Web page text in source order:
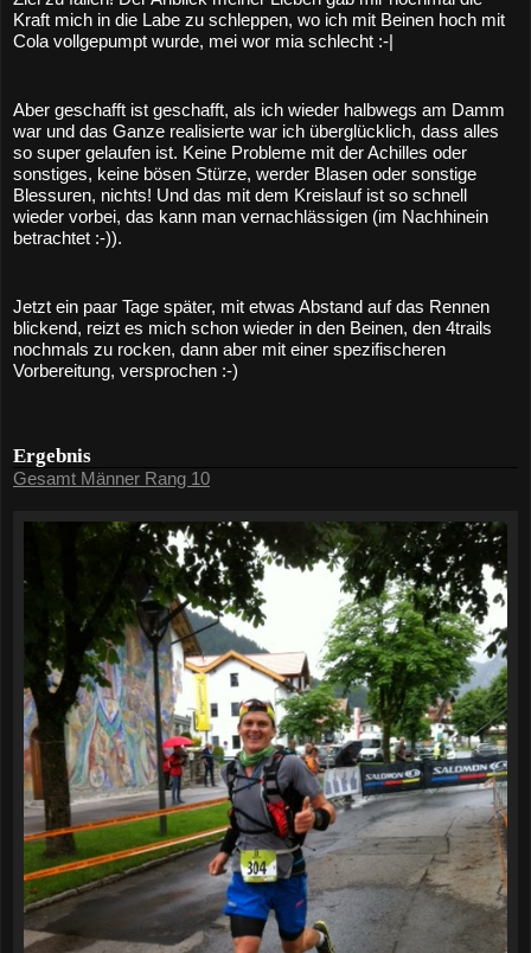
Kraft mich in die Labe zu schleppen, wo ich mit Beinen hoch mit
Cola vollgepumpt wurde, mei wor mia schlecht :-|
Aber geschafft ist geschafft, als ich wieder halbwegs am Damm
war und das Ganze realisierte war ich überglücklich, dass alles
so super gelaufen ist. Keine Probleme mit der Achilles oder
sonstiges, keine bösen Stürze, werder Blasen oder sonstige
Blessuren, nichts! Und das mit dem Kreislauf ist so schnell
wieder vorbei, das kann man vernachlässigen (im Nachhinein
betrachtet :-)).
Jetzt ein paar Tage später, mit etwas Abstand auf das Rennen
blickend, reizt es mich schon wieder in den Beinen, den 4trails
nochmals zu rocken, dann aber mit einer spezifischeren
Vorbereitung, versprochen :-)
Ergebnis
Gesamt Männer Rang 10